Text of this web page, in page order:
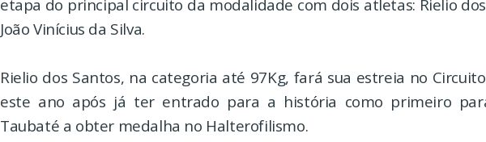
etapa do principal circuito da modalidade com dois atletas: Rielio
João Vinícius da Silva.
Rielio dos Santos, na categoria até 97Kg, fará sua estreia no
este ano após já ter entrado para a história como primeiro
Taubaté a obter medalha no Halterofilismo.